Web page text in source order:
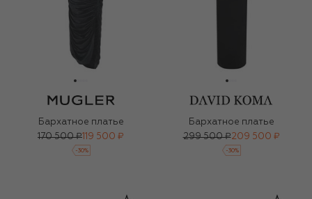
Бархатное платье
170 500 ₽ 119 500 ₽
-30%
Бархатное платье
299 500 ₽209 500 ₽
-30%